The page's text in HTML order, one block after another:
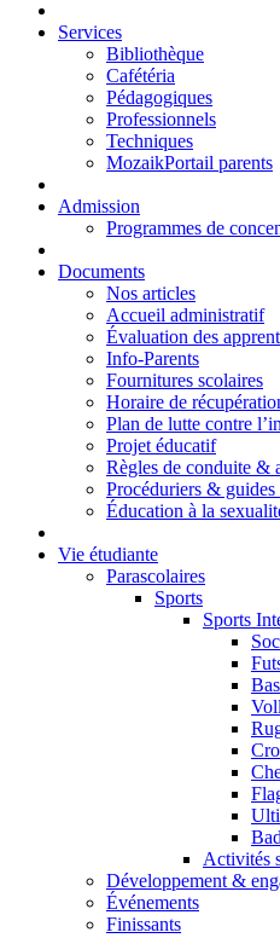
Services
Bibliothèque
Cafétéria
Pédagogiques
Professionnels
Techniques
MozaikPortail parents
Admission
Programmes de
Documents
Nos articles
Accueil administratif
Évaluation des
Info-Parents
Fournitures scolaires
Horaire de
Plan de lutte contre
Projet éducatif
Règles de conduite &
Procéduriers & guides
Éducation à la
Vie étudiante
Parascolaires
Sports
Sports
Activités
Développement &
Événements
Finissants